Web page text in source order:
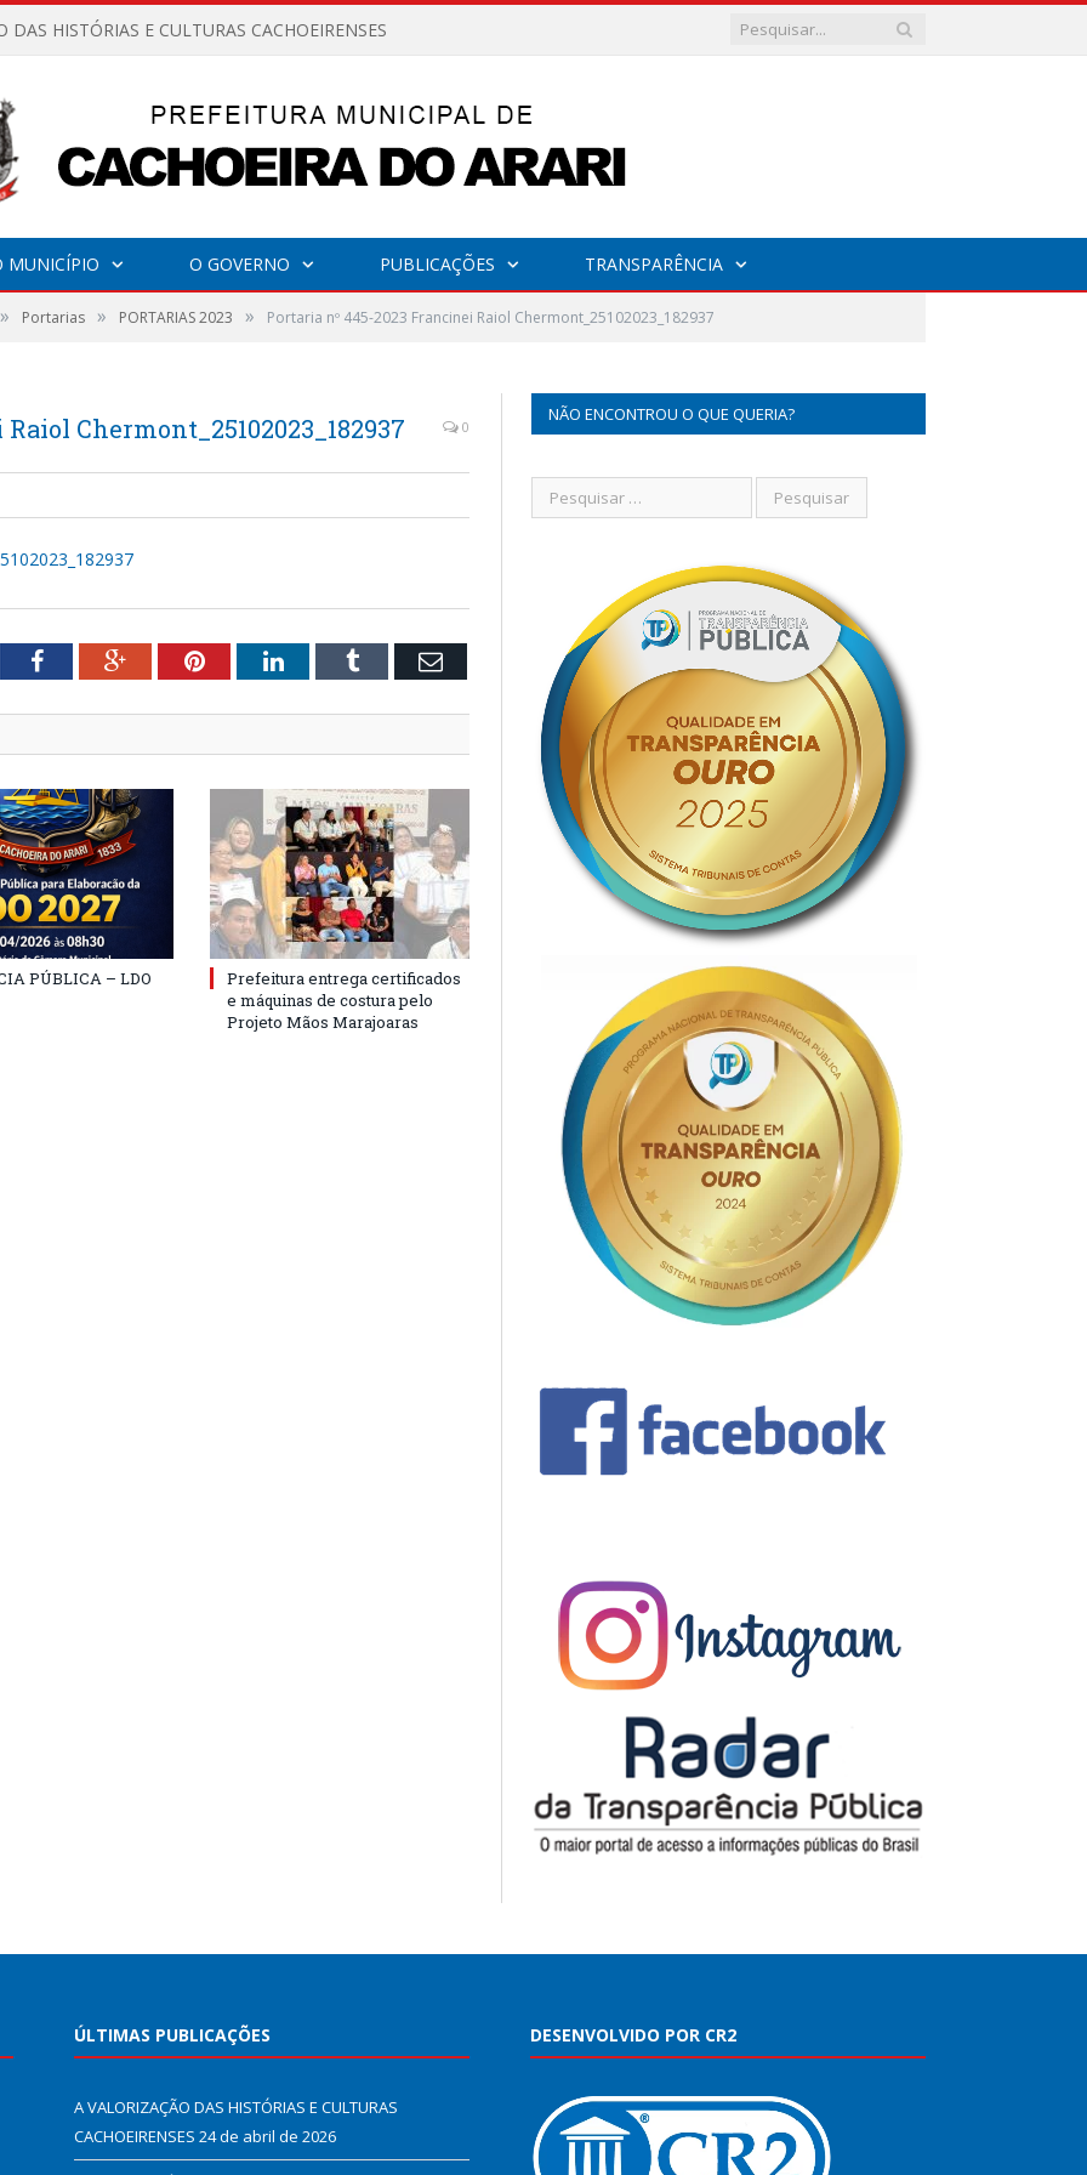
DAS HISTÓRIAS E CULTURAS CACHOEIRENSES
MUNICÍPIO O GOVERNO PUBLICAÇÕES TRANSPARÊNCIA
» Portarias » PORTARIAS 2023 » Portaria nº 445-2023 Francinei Raiol Chermont_25102023_182937
Chermont_25102023_182937 0
FacebookGoogle+PinterestLinkedInTumblr Email
PÚBLICA – LDO
Prefeitura entrega certificados
e máquinas de costura pelo
Projeto Mãos Marajoaras
NÃO ENCONTROU O QUE QUERIA?
ÚLTIMAS PUBLICAÇÕES
A VALORIZAÇÃO DAS HISTÓRIAS E CULTURAS
CACHOEIRENSES 24 de abril de 2026
DESENVOLVIDO POR CR2